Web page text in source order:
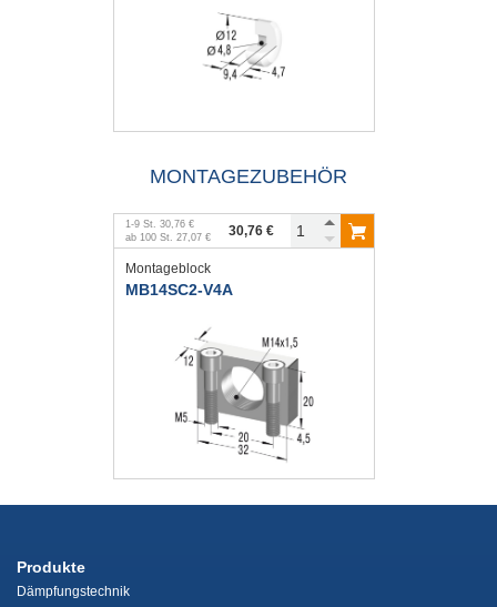
MONTAGEZUBEHÖR
1-9 St. 30,76 €
ab 100 St. 27,07 € 30,76 €
Montageblock
MB14SC2-V4A
Produkte
Dämpfungstechnik